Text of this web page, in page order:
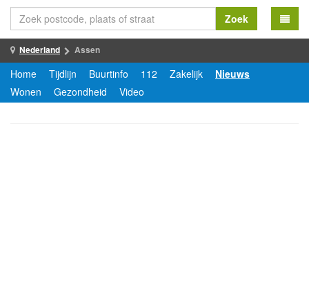
Zoek
Nederland Assen
Home Tijdlijn Buurtinfo 112 Zakelijk
Nieuws
Wonen
Gezondheid Video